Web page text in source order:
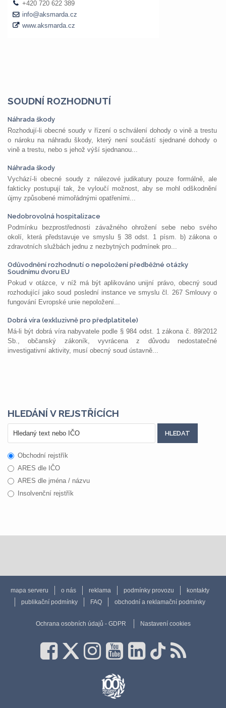
SOUDNÍ ROZHODNUTÍ
Náhrada škody
Rozhodují-li obecné soudy v řízení o schválení dohody o vině a trestu
o nároku na náhradu škody, který není součástí sjednané dohody o
vině a trestu, nebo s jehož výší sjednanou...
Náhrada škody
Vychází-li obecné soudy z nálezové judikatury pouze formálně, ale
fakticky postupují tak, že vyloučí možnost, aby se mohl odškodnění
újmy způsobené mimořádnými opatřeními...
Nedobrovolná hospitalizace
Podmínku bezprostřednosti závažného ohrožení sebe nebo svého
okolí, která představuje ve smyslu § 38 odst. 1 písm. b) zákona o
zdravotních službách jednu z nezbytných podmínek pro...
Odůvodnění rozhodnutí o nepoložení předběžné otázky
Soudnímu dvoru EU
Pokud v otázce, v níž má být aplikováno unijní právo, obecný soud
rozhodující jako soud poslední instance ve smyslu čl. 267 Smlouvy o
fungování Evropské unie nepoložení...
Dobrá víra (exkluzivně pro předplatitele)
Má-li být dobrá víra nabyvatele podle § 984 odst. 1 zákona č. 89/2012
Sb., občanský zákoník, vyvrácena z důvodu nedostatečné
investigativní aktivity, musí obecný soud ústavně...
HLEDÁNÍ V REJSTŘÍCÍCH
Obchodní rejstřík
ARES dle IČO
ARES dle jména / názvu
Insolvenční rejstřík
mapa serveru o nás reklama podmínky provozu
kontakty
publikační podmínky
FAQ obchodní a reklamační podmínky
Ochrana osobních údajů - GDPR Nastavení cookies